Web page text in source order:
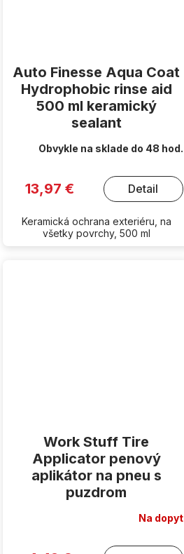
Auto Finesse Aqua Coat
Hydrophobic rinse aid
500 ml keramický
sealant
Obvykle na sklade do 48 hod.
13,97 € Detail
Keramická ochrana exteriéru, na
všetky povrchy, 500 ml
Work Stuff Tire
Applicator penový
aplikátor na pneu s
puzdrom
Na dopyt